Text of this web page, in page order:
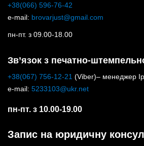
+38(066) 596-76-42
e-mail: brovarjust@gmail.com
пн-пт. з 09.00-18.00
Зв’язок з печатно-
+38(067) 756-12-21 (Viber)– менеджер
e-mail: 5233103@ukr.net
пн-пт. з 10.00-19.00
Запис на юридичну